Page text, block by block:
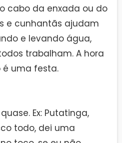
cabo da enxada ou do
e cunhantãs ajudam
e levando água,
trabalham. A hora
uma festa.
Ex: Putatinga,
todo, dei uma